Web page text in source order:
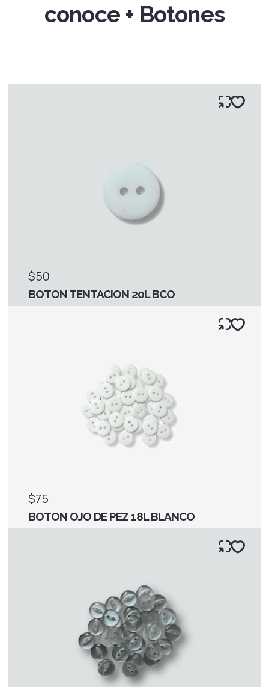
conoce + Botones
$50
BOTON TENTACION 20L BCO
$75
BOTON OJO DE PEZ 18L BLANCO